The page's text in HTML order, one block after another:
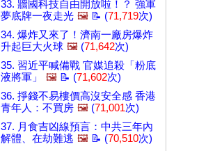
33. 牆國科技自由開放啦！？ 強軍
夢底牌一夜走光 🖼️ 📝 (71,719次)
34. 爆炸又來了！濟南一廠房爆炸
升起巨大火球 🖼️ (71,642次)
35. 習近平喊備戰 官媒追殺「粉底
液將軍」
🖼️ 📝 (71,602次)
36. 掙錢不易樓價高沒安全感 香港
青年人：不買房 🖼️ (71,001次)
37. 月食吉凶線預言：中共三年內
解體、在劫難逃 🖼️ 📝 (70,510次)